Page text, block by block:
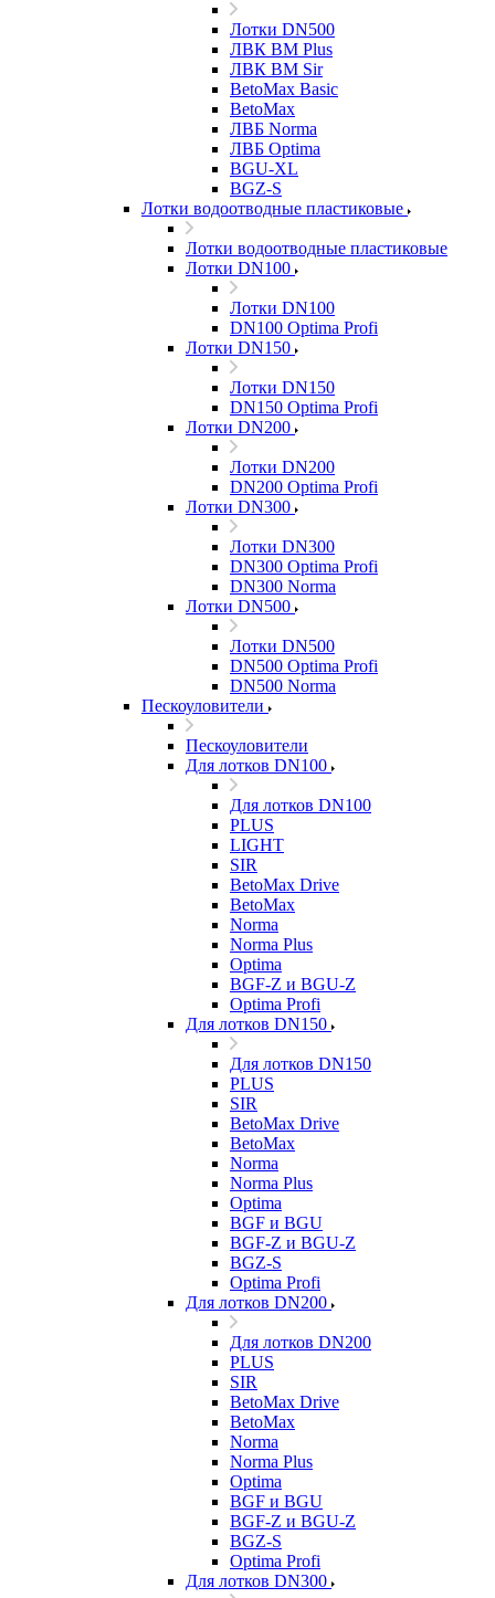
Лотки DN500
ЛВК ВМ Plus
ЛВК ВМ Sir
BetoMax Basic
BetoMax
ЛВБ Norma
ЛВБ Optima
BGU-XL
BGZ-S
Лотки водоотводные пластиковые
Лотки водоотводные пластиковые
Лотки DN100
Лотки DN100
DN100 Optima Profi
Лотки DN150
Лотки DN150
DN150 Optima Profi
Лотки DN200
Лотки DN200
DN200 Optima Profi
Лотки DN300
Лотки DN300
DN300 Optima Profi
DN300 Norma
Лотки DN500
Лотки DN500
DN500 Optima Profi
DN500 Norma
Пескоуловители
Пескоуловители
Для лотков DN100
Для лотков DN100
PLUS
LIGHT
SIR
BetoMax Drive
BetoMax
Norma
Norma Plus
Optima
BGF-Z и BGU-Z
Optima Profi
Для лотков DN150
Для лотков DN150
PLUS
SIR
BetoMax Drive
BetoMax
Norma
Norma Plus
Optima
BGF и BGU
BGF-Z и BGU-Z
BGZ-S
Optima Profi
Для лотков DN200
Для лотков DN200
PLUS
SIR
BetoMax Drive
BetoMax
Norma
Norma Plus
Optima
BGF и BGU
BGF-Z и BGU-Z
BGZ-S
Optima Profi
Для лотков DN300